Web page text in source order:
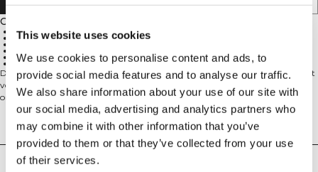
This website uses cookies
We use cookies to personalise content and ads, to
provide social media features and to analyse our traffic.
We also share information about your use of our site with
our social media, advertising and analytics partners who
may combine it with other information that you’ve
provided to them or that they’ve collected from your use
of their services.
Omschrijving
360° bewegingsvrijheid
ICIW-logo
20 cm binnenbeenlengte
75% Nylon, 25% Spandex
Deze biker shorts zijn gemaakt van ons zachtste materiaal tot nu toe, perfect
voor verschillende trainingsactiviteiten zoals yoga, powerwalks en
ontspanning. Door de zachte aard van de stof raden we aan om contact met
scherpe voorwerpen, klittenband en halters te vermijden. De hoge taille zorgt
voor optimale ondersteuning tijdens je workout. De shorts bieden 360°
bewegingsvrijheid, zijn voorzien van het ICIW-logo, verkrijgbaar in
verschillende kleuren en hebben een hoge taille design met een
binnenbeenlengte van 20 cm. 75% Nylon, 25% Elastan.
Technische aspecten
Bezorging en retouren